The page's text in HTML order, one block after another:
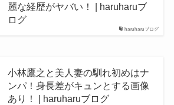
haruharuブログ
麗な経歴がヤバい！ | haruharuブ
ログ
小林鷹之と美人妻の馴れ初めはナ
ンパ！身長差がキュンとする画像
あり！ | haruharuブログ